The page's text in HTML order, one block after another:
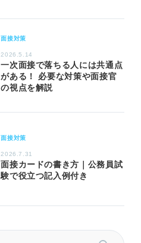
面接対策
2026.5.14
一次面接で落ちる人には共通点
がある！ 必要な対策や面接官
の視点を解説
面接対策
2026.7.31
面接カードの書き方｜公務員試
験で役立つ記入例付き